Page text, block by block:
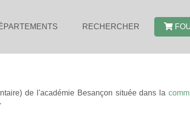
RECHERCHER
de l'académie Besançon située dans la